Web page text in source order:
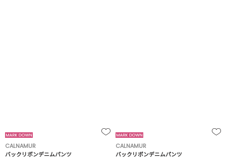
CALNAMUR
バックリボンデニムパンツ
CALNAMUR
バックリボンデニムパンツ